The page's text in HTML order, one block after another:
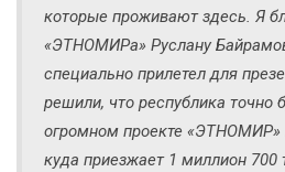
которые проживают здесь. Я
«ЭТНОМИРа» Руслану
специально прилетел для
решили, что республика точно
огромном проекте «ЭТНОМИР»
куда приезжает 1 миллион 700